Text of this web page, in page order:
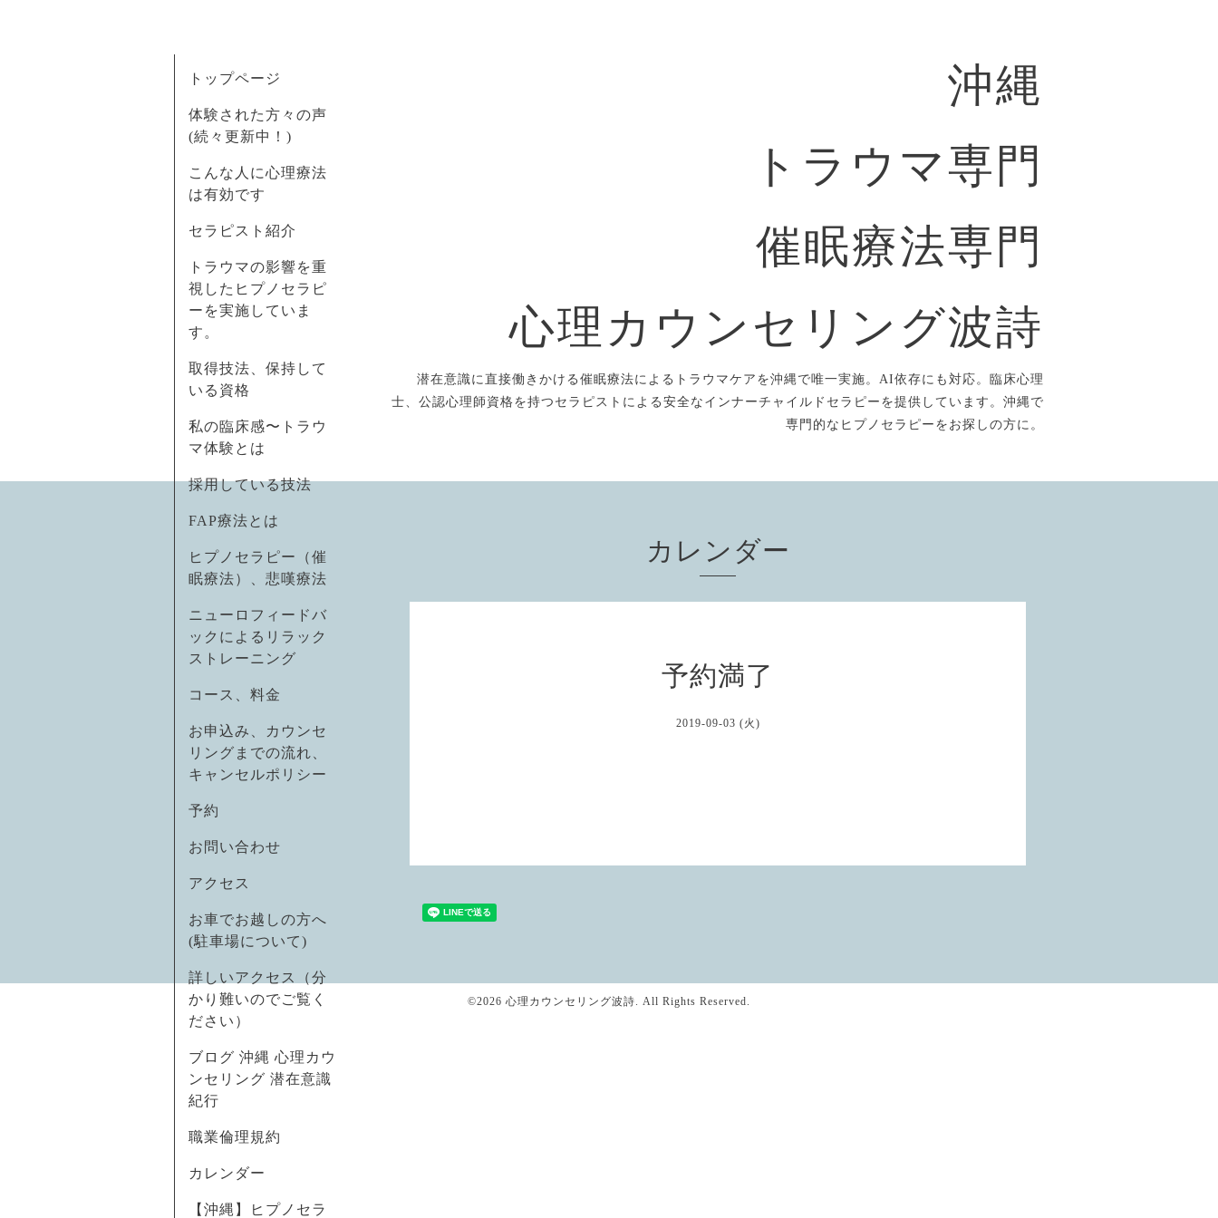
沖縄
トラウマ専門
催眠療法専門
心理カウンセリング波詩
潜在意識に直接働きかける催眠療法によるトラウマケアを沖縄で唯一実施。AI依存にも対応。臨床心理
士、公認心理師資格を持つセラピストによる安全なインナーチャイルドセラピーを提供しています。沖縄で
専門的なヒプノセラピーをお探しの方に。
トップページ
体験された方々の声
(続々更新中！)
こんな人に心理療法
は有効です
セラピスト紹介
トラウマの影響を重
視したヒプノセラピ
ーを実施していま
す。
取得技法、保持して
いる資格
私の臨床感〜トラウ
マ体験とは
採用している技法
FAP療法とは
ヒプノセラピー（催
眠療法）、悲嘆療法
ニューロフィードバ
ックによるリラック
ストレーニング
コース、料金
お申込み、カウンセ
リングまでの流れ、
キャンセルポリシー
予約
お問い合わせ
アクセス
お車でお越しの方へ
(駐車場について)
詳しいアクセス（分
かり難いのでご覧く
ださい）
ブログ 沖縄 心理カウ
ンセリング 潜在意識
紀行
職業倫理規約
カレンダー
【沖縄】ヒプノセラ
カレンダー
予約満了
2019-09-03 (火)
©2026 心理カウンセリング波詩 . All Rights Reserved.